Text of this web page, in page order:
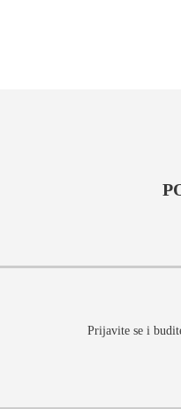
Prijavite se i